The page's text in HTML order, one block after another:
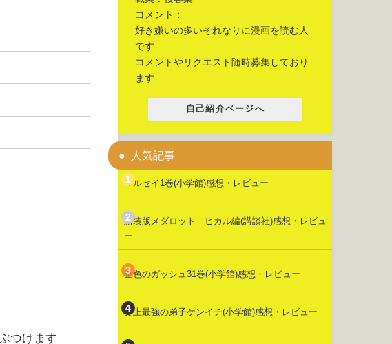
つけます
コメント：
好き嫌いの多いそれなりに漫画を読む人
です
コメントやリクエスト随時募集しており
ます
自己紹介ページへ
人気記事
マルセイ1巻(小学館)感想・レビュー
新装版メダロット ヒカル編(講談社)感想・レビュ
ー
金色のガッシュ31巻(小学館)感想・レビュー
史上最強の弟子ケンイチ(小学館)感想・レビュー